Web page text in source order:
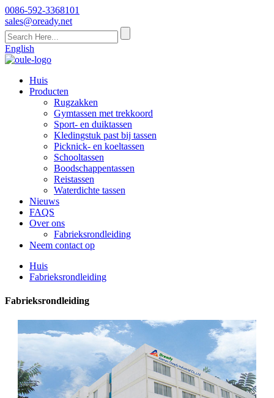
0086-592-3368101
sales@oready.net
English
Huis
Producten
Rugzakken
Gymtassen met trekkoord
Sport- en duiktassen
Kledingstuk past bij tassen
Picknick- en koeltassen
Schooltassen
Boodschappentassen
Reistassen
Waterdichte tassen
Nieuws
FAQS
Over ons
Fabrieksrondleiding
Neem contact op
Huis
Fabrieksrondleiding
Fabrieksrondleiding